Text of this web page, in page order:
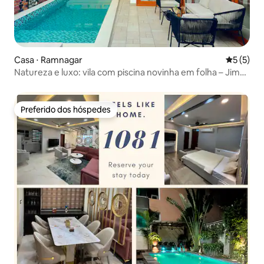
Casa ⋅ Ramnagar 5 de
5 (5)
Natureza e luxo: vila com piscina novinha em folha – Jim
Preferido dos hóspedes
Preferido dos hóspedes